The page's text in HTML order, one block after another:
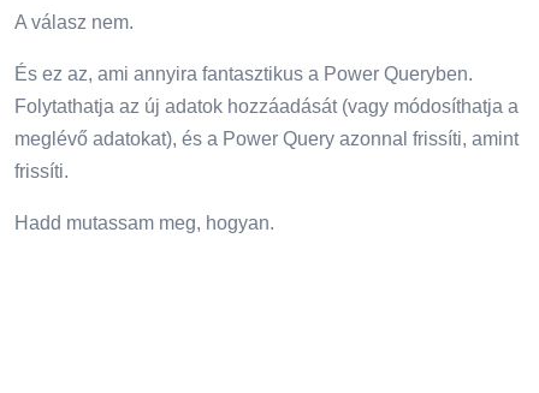
A válasz nem.
És ez az, ami annyira fantasztikus a Power Queryben.
Folytathatja az új adatok hozzáadását (vagy módosíthatja a
meglévő adatokat), és a Power Query azonnal frissíti, amint
frissíti.
Hadd mutassam meg, hogyan.